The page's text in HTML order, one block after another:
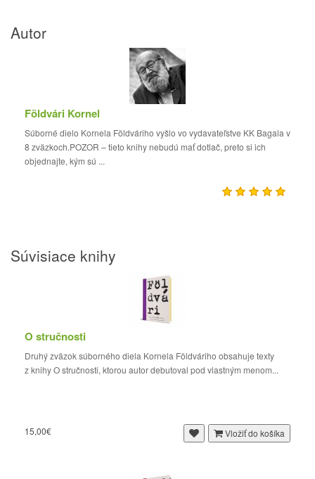
Autor
Földvári Kornel
Súborné dielo Kornela Földváriho vyšlo vo vydavateľstve KK Bagala v
8 zväzkoch.POZOR – tieto knihy nebudú mať dotlač, preto si ich
objednajte, kým sú ...
Súvisiace knihy
O stručnosti
Druhý zväzok súborného diela Kornela Földváriho obsahuje texty
z knihy O stručnosti, ktorou autor debutoval pod vlastným menom...
15,00€ Vložiť do košíka